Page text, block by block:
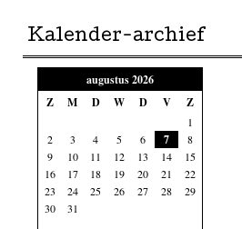
Kalender-archief
augustus 2026
Z
M D W D V Z
1
2
3 4 5 6 7
8
9
10 11 12 13 14
15
16
17 18 19 20 21
22
23
24 25 26 27 28
29
30
31